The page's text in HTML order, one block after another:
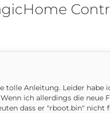
tolle Anleitung. Leider habe
ich allerdings die neue
dass er "rboot.bin" nicht